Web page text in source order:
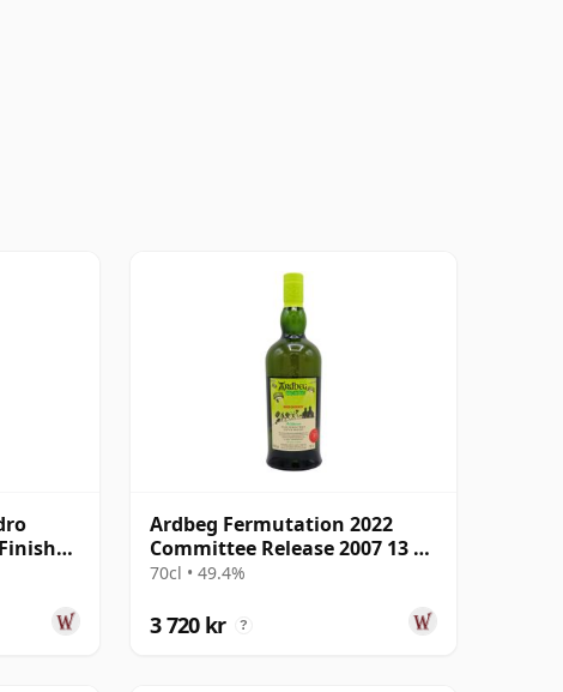
Ardbeg Fermutation 2022
Committee Release 2007 13 år
gammal
70cl • 49.4%
3 720 kr ?